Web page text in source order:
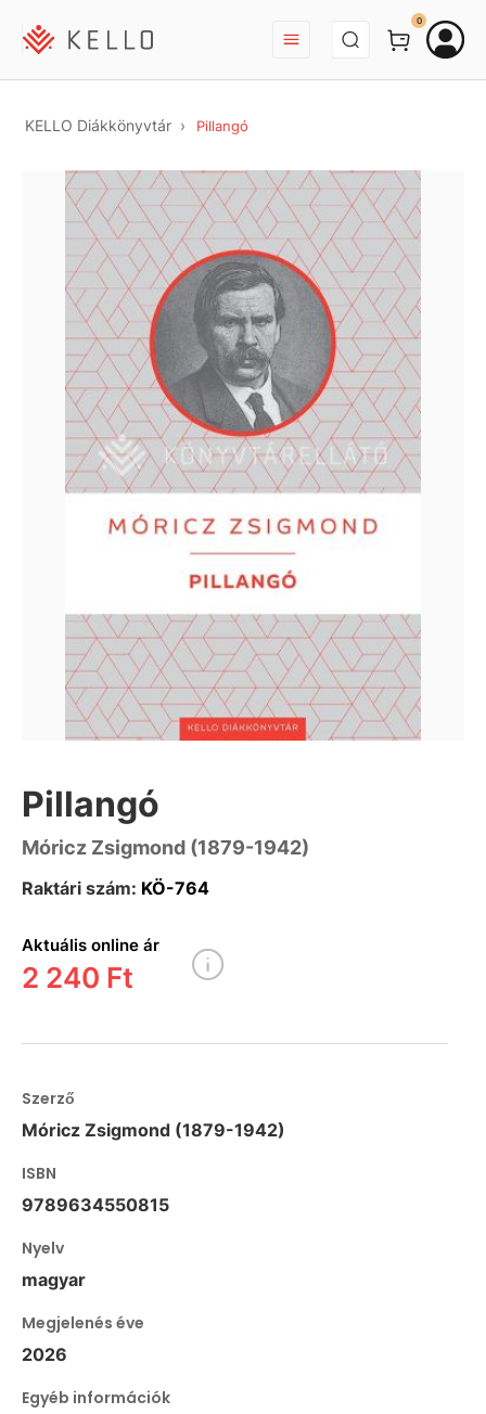
BEJELENTKEZÉS
0
KELLO Diákkönyvtár Pillangó
Pillangó
Móricz Zsigmond (1879-1942)
Raktári szám: KÖ-764
Aktuális online ár
2 240 Ft
Szerző
Móricz Zsigmond (1879-1942)
ISBN
9789634550815
Nyelv
magyar
Megjelenés éve
2026
Egyéb információk